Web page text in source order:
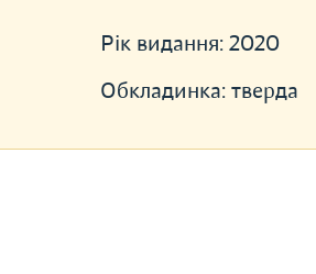
Рік видання: 2020
Обкладинка: тверда